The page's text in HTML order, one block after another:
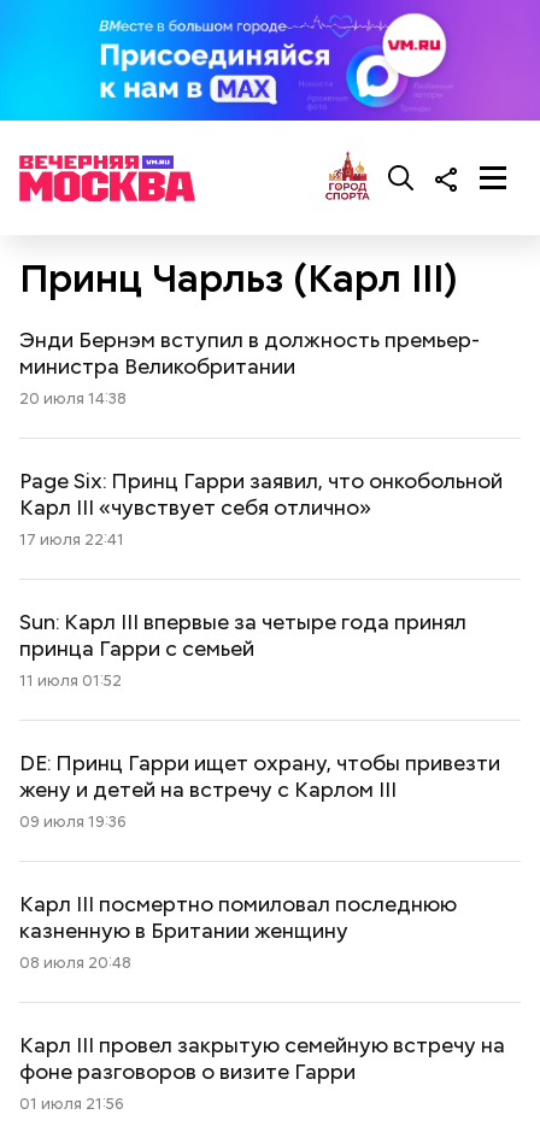
Принц Чарльз (Карл III)
Энди Бернэм вступил в должность премьер-
министра Великобритании
20 июля 14:38
Page Six: Принц Гарри заявил, что онкобольной
Карл III «чувствует себя отлично»
17 июля 22:41
Sun: Карл III впервые за четыре года принял
принца Гарри с семьей
11 июля 01:52
DE: Принц Гарри ищет охрану, чтобы привезти
жену и детей на встречу с Карлом III
09 июля 19:36
Карл III посмертно помиловал последнюю
казненную в Британии женщину
08 июля 20:48
Карл III провел закрытую семейную встречу на
фоне разговоров о визите Гарри
01 июля 21:56